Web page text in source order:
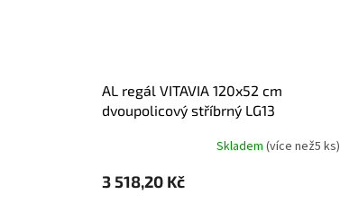
AL regál VITAVIA 120x52 cm
dvoupolicový stříbrný LG13
Skladem (více než5 ks)
3 518,20 Kč